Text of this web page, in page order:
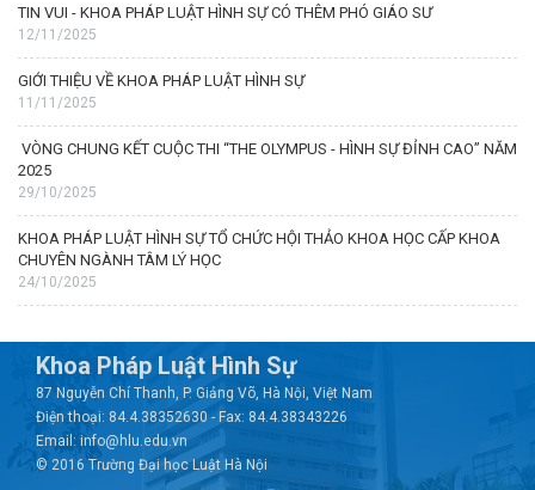
TIN VUI - KHOA PHÁP LUẬT HÌNH SỰ CÓ THÊM PHÓ GIÁO SƯ
12/11/2025
GIỚI THIỆU VỀ KHOA PHÁP LUẬT HÌNH SỰ
11/11/2025
VÒNG CHUNG KẾT CUỘC THI “THE OLYMPUS - HÌNH SỰ ĐỈNH CAO” NĂM
2025
29/10/2025
KHOA PHÁP LUẬT HÌNH SỰ TỔ CHỨC HỘI THẢO KHOA HỌC CẤP KHOA
CHUYÊN NGÀNH TÂM LÝ HỌC
24/10/2025
Khoa Pháp Luật Hình Sự
87 Nguyễn Chí Thanh, P. Giảng Võ, Hà Nội, Việt Nam
Điện thoại: 84.4.38352630 - Fax: 84.4.38343226
Email: info@hlu.edu.vn
© 2016 Trường Đại học Luật Hà Nội